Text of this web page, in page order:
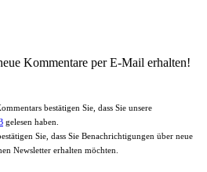
Kommentare per E-Mail erhalten!
bestätigen Sie, dass Sie unsere
gelesen haben.
Sie, dass Sie Benachrichtigungen über neue
Newsletter erhalten möchten.